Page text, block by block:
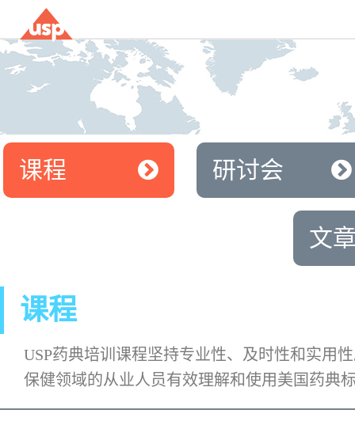
课程 研讨会
文
课程
USP药典培训课程坚持专业性、及时性和实用
保健领域的从业人员有效理解和使用美国药典